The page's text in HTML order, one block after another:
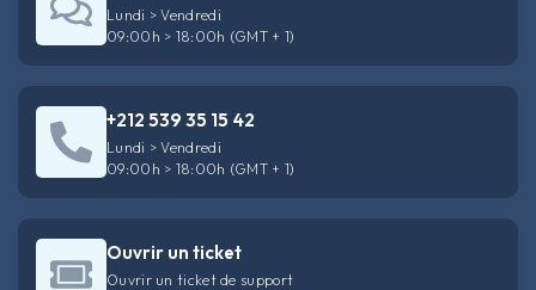
Lundi > Vendredi
09:00h > 18:00h (GMT + 1)
+212 539 35 15 42
Lundi > Vendredi
09:00h > 18:00h (GMT + 1)
Ouvrir un ticket
Ouvrir un ticket de support